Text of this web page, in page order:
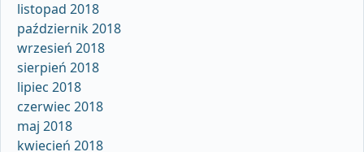
listopad 2018
październik 2018
wrzesień 2018
sierpień 2018
lipiec 2018
czerwiec 2018
maj 2018
kwiecień 2018